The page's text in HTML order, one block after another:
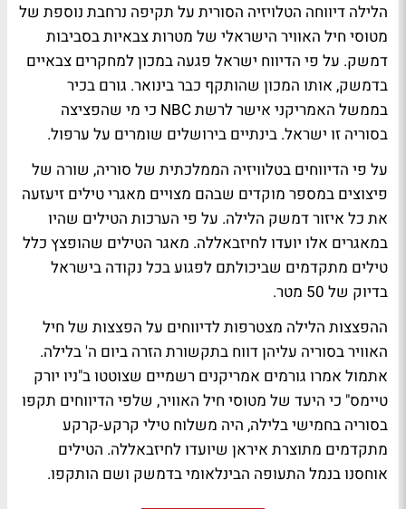
הלילה דיווחה הטלויזיה הסורית על תקיפה נרחבת נוספת של
מטוסי חיל האוויר הישראלי של מטרות צבאיות בסביבות
דמשק. על פי הדיווח ישראל פגעה במכון למחקרים צבאיים
בדמשק, אותו המכון שהותקף כבר בינואר. גורם בכיר
בממשל האמריקני אישר לרשת NBC כי מי שהפציצה
בסוריה זו ישראל. בינתיים בירושלים שומרים על ערפול.
על פי הדיווחים בטלוויזיה הממלכתית של סוריה, שורה של
פיצוצים במספר מוקדים שבהם מצויים מאגרי טילים זיעזעה
את כל איזור דמשק הלילה. על פי הערכות הטילים שהיו
במאגרים אלו יועדו לחיזבאללה. מאגר הטילים שהופצץ כלל
טילים מתקדמים שביכולתם לפגוע בכל נקודה בישראל
בדיוק של 50 מטר.
ההפצצות הלילה מצטרפות לדיווחים על הפצצות של חיל
האוויר בסוריה עליהן דווח בתקשורת הזרה ביום ה' בלילה.
אתמול אמרו גורמים אמריקנים רשמיים שצוטטו ב"ניו יורק
טיימס" כי היעד של מטוסי חיל האוויר, שלפי הדיווחים תקפו
בסוריה בחמישי בלילה, היה משלוח טילי קרקע-קרקע
מתקדמים מתוצרת איראן שיועדו לחיזבאללה. הטילים
אוחסנו בנמל התעופה הבינלאומי בדמשק ושם הותקפו.